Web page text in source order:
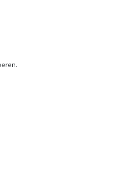
in de diameters 60/100, 80/125,
gebruikt in combinatie met gas-
de pijp waar de rookgassen
bij een incident in de ruimte